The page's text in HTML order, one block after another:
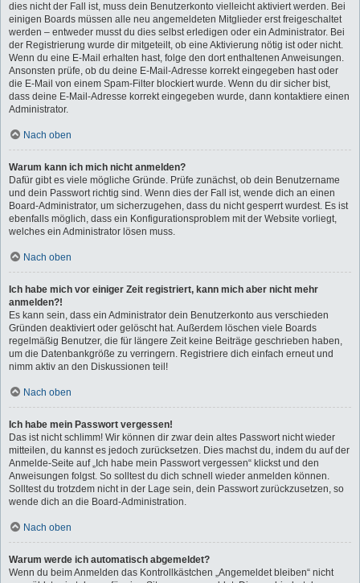
dies nicht der Fall ist, muss dein Benutzerkonto vielleicht aktiviert werden. Bei
einigen Boards müssen alle neu angemeldeten Mitglieder erst freigeschaltet
werden – entweder musst du dies selbst erledigen oder ein Administrator. Bei
der Registrierung wurde dir mitgeteilt, ob eine Aktivierung nötig ist oder nicht.
Wenn du eine E-Mail erhalten hast, folge den dort enthaltenen Anweisungen.
Ansonsten prüfe, ob du deine E-Mail-Adresse korrekt eingegeben hast oder
die E-Mail von einem Spam-Filter blockiert wurde. Wenn du dir sicher bist,
dass deine E-Mail-Adresse korrekt eingegeben wurde, dann kontaktiere einen
Administrator.
Nach oben
Warum kann ich mich nicht anmelden?
Dafür gibt es viele mögliche Gründe. Prüfe zunächst, ob dein Benutzername
und dein Passwort richtig sind. Wenn dies der Fall ist, wende dich an einen
Board-Administrator, um sicherzugehen, dass du nicht gesperrt wurdest. Es ist
ebenfalls möglich, dass ein Konfigurationsproblem mit der Website vorliegt,
welches ein Administrator lösen muss.
Nach oben
Ich habe mich vor einiger Zeit registriert, kann mich aber nicht mehr
anmelden?!
Es kann sein, dass ein Administrator dein Benutzerkonto aus verschieden
Gründen deaktiviert oder gelöscht hat. Außerdem löschen viele Boards
regelmäßig Benutzer, die für längere Zeit keine Beiträge geschrieben haben,
um die Datenbankgröße zu verringern. Registriere dich einfach erneut und
nimm aktiv an den Diskussionen teil!
Nach oben
Ich habe mein Passwort vergessen!
Das ist nicht schlimm! Wir können dir zwar dein altes Passwort nicht wieder
mitteilen, du kannst es jedoch zurücksetzen. Dies machst du, indem du auf der
Anmelde-Seite auf „Ich habe mein Passwort vergessen“ klickst und den
Anweisungen folgst. So solltest du dich schnell wieder anmelden können.
Solltest du trotzdem nicht in der Lage sein, dein Passwort zurückzusetzen, so
wende dich an die Board-Administration.
Nach oben
Warum werde ich automatisch abgemeldet?
Wenn du beim Anmelden das Kontrollkästchen „Angemeldet bleiben“ nicht